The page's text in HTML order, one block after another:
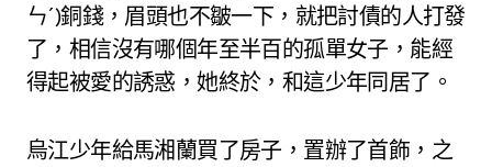
ㄣˊ)銅錢，眉頭也不皺一下，就把討債的人打發
了，相信沒有哪個年至半百的孤單女子，能經
得起被愛的誘惑，她終於，和這少年同居了。
烏江少年給馬湘蘭買了房子，置辦了首飾，之